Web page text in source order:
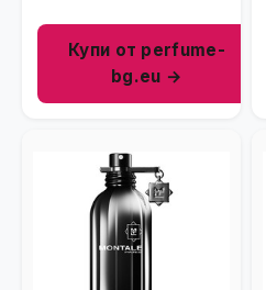
Купи от perfume-
bg.eu →